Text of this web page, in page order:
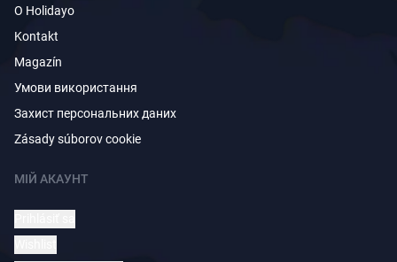
O Holidayo
Kontakt
Magazín
Умови використання
Захист персональних даних
Zásady súborov cookie
МІЙ АКАУНТ